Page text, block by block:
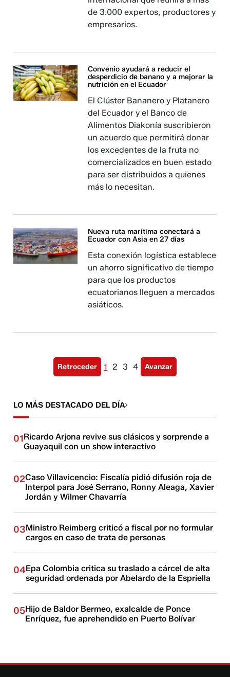
de 3.000 expertos, productores y
empresarios.
Convenio ayudará a reducir el
desperdicio de banano y a mejorar la
nutrición en el Ecuador
El Clúster Bananero y Platanero
del Ecuador y el Banco de
Alimentos Diakonía suscribieron
un acuerdo que permitirá donar
los excedentes de la fruta no
comercializados en buen estado
para ser distribuidos a quienes
más lo necesitan.
Nueva ruta marítima conectará a
Ecuador con Asia en 27 días
Esta conexión logística establece
un ahorro significativo de tiempo
para que los productos
ecuatorianos lleguen a mercados
asiáticos.
Retroceder 1 2 3 4 Avanzar
LO MÁS DESTACADO DEL DÍA
01Ricardo Arjona revive sus clásicos y sorprende a
Guayaquil con un show interactivo
02Caso Villavicencio: Fiscalía pidió difusión roja de
Interpol para José Serrano, Ronny Aleaga, Xavier
Jordán y Wilmer Chavarría
03Ministro Reimberg criticó a fiscal por no formular
cargos en caso de trata de personas
04Epa Colombia critica su traslado a cárcel de alta
seguridad ordenada por Abelardo de la Espriella
05Hijo de Baldor Bermeo, exalcalde de Ponce
Enríquez, fue aprehendido en Puerto Bolívar